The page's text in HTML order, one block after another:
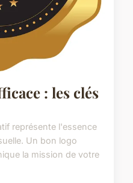
: les clés
représente l'essence
Un bon logo
la mission de votre